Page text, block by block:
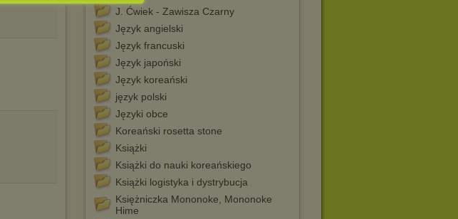
strony Chomikuj.pl.
cookies niestety
Zaufanych Partnerów
analiza skuteczności działań
wyświetlana Ci reklama nie
a będzie to reklama
internetowej w
plików cookies na
usunąć pliki cookies,
przeglądarki
pod adresem
J. Ćwiek - Zawisza Czarny
Język angielski
Język francuski
Język japoński
Język koreański
język polski
Języki obce
Koreański rosetta stone
Książki
Książki do nauki koreańskiego
Książki logistyka i dystrybucja
Księżniczka Mononoke, Mononoke
Hime